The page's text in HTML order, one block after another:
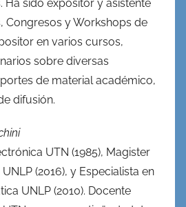
Ha sido expositor y asistente
Congresos y Workshops de
en varios cursos,
sobre diversas
de material académico,
difusión.
UTN (1985), Magister
(2016), y Especialista en
UNLP (2010). Docente